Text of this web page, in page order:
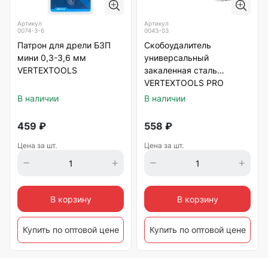
Артикул
0074-3-6
Патрон для дрели БЗП
мини 0,3-3,6 мм
VERTEXTOOLS
В наличии
459 ₽
Цена за шт.
В корзину
Купить по оптовой цене
Артикул
0043-03
Скобоудалитель
универсальный
закаленная сталь
VERTEXTOOLS PRO
В наличии
558 ₽
Цена за шт.
В корзину
Купить по оптовой цене